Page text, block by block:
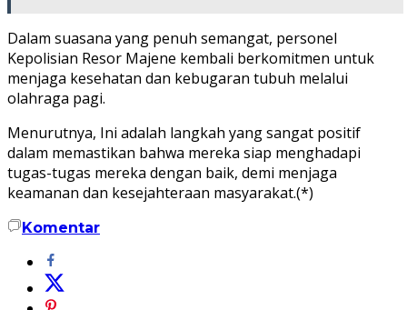
Dalam suasana yang penuh semangat, personel
Kepolisian Resor Majene kembali berkomitmen untuk
menjaga kesehatan dan kebugaran tubuh melalui
olahraga pagi.
Menurutnya, Ini adalah langkah yang sangat positif
dalam memastikan bahwa mereka siap menghadapi
tugas-tugas mereka dengan baik, demi menjaga
keamanan dan kesejahteraan masyarakat.(*)
Komentar